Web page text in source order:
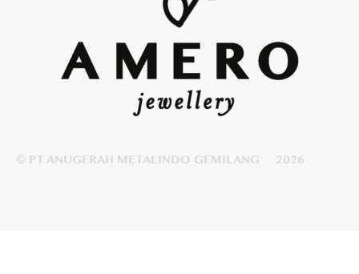
© PT ANUGERAH METALINDO GEMILANG 2026